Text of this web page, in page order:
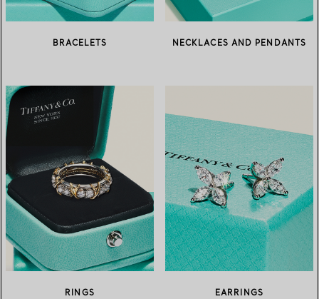
BRACELETS NECKLACES AND PENDANTS
RINGS EARRINGS